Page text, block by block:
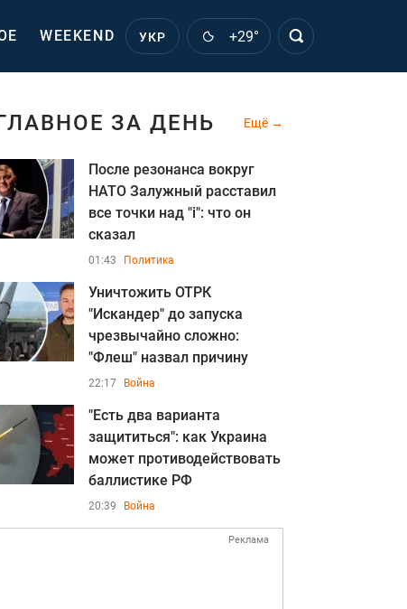
WEEKEND УКР +29°
ЗА ДЕНЬ Ещё
После резонанса вокруг
НАТО Залужный расставил
все точки над "i": что он
сказал
01:43 Политика
Уничтожить ОТРК
"Искандер" до запуска
чрезвычайно сложно:
"Флеш" назвал причину
22:17 Война
"Есть два варианта
защититься": как Украина
может противодействовать
баллистике РФ
20:39 Война
Реклама